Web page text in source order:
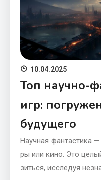
10.04.2025
Топ научно-
игр:
будущего
Научная фантастика
ры или кино. Это
зиться, исследуя